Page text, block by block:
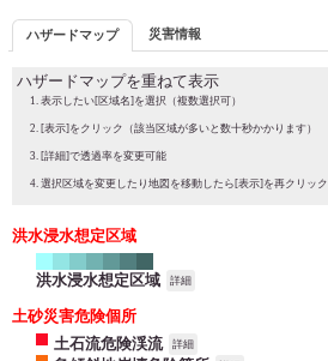
ハザードマップ 災害情報
ハザードマップを重ねて表示
表示したい[区域名]を選択（複数選択可）
[表示]をクリック（該当区域が多いと数十秒かかります）
[詳細]で透過率を変更可能
選択区域を変更したり地図を移動したら[表示]を再クリック
洪水浸水想定区域
洪水浸水想定区域 詳細
土砂災害危険個所
土石流危険渓流
詳細